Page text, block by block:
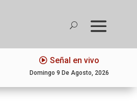
Señal en vivo
Domingo 9 De Agosto, 2026